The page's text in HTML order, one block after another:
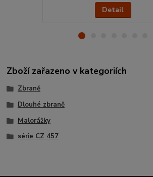
Detail
Zboží zařazeno v kategoriích
Zbraně
Dlouhé zbraně
Malorážky
série CZ 457